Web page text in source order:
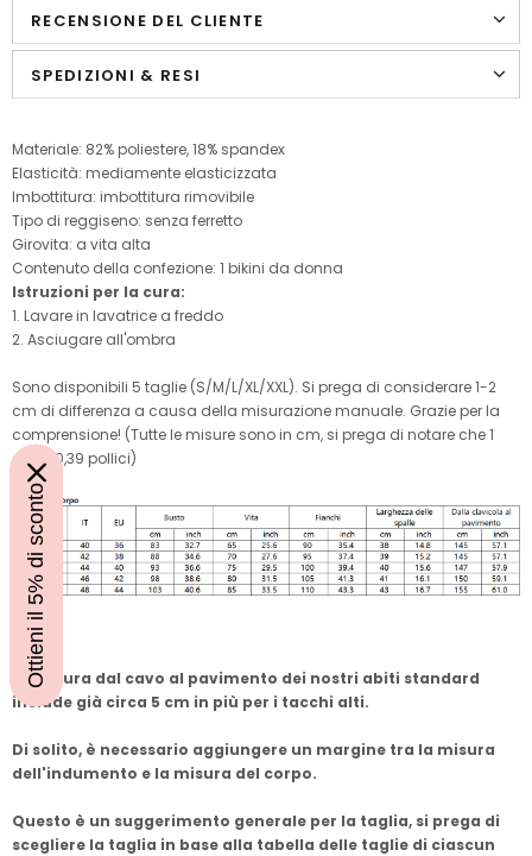
RECENSIONE DEL CLIENTE
SPEDIZIONI & RESI
Materiale: 82% poliestere, 18% spandex
Elasticità: mediamente elasticizzata
Imbottitura: imbottitura rimovibile
Tipo di reggiseno: senza ferretto
Girovita: a vita alta
Contenuto della confezione: 1 bikini da donna
Istruzioni per la cura:
1. Lavare in lavatrice a freddo
2. Asciugare all'ombra
Sono disponibili 5 taglie (S/M/L/XL/XXL). Si prega di considerare 1-2
cm di differenza a causa della misurazione manuale. Grazie per la
comprensione! (Tutte le misure sono in cm, si prega di notare che 1
cm = 0,39 pollici)
Nota:
La misura dal cavo al pavimento dei nostri abiti standard
include già circa 5 cm in più per i tacchi alti.
Di solito, è necessario aggiungere un margine tra la misura
dell'indumento e la misura del corpo.
Questo è un suggerimento generale per la taglia, si prega di
scegliere la taglia in base alla tabella delle taglie di ciascun
Ottieni il 5% di sconto